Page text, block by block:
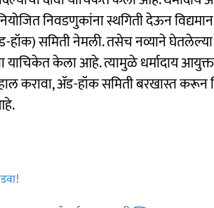
निवडणुकांना स्थगिती देऊन
हॉक) समिती नेमली. तसेच नव्याने
याचिकेत केला आहे. त्यामुळे धर्मादाय
करावा, ॲड-हॉक समिती बरखास्त करून
!